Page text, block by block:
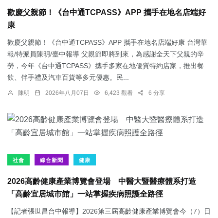
歡慶父親節！《台中通TCPASS》APP 攜手在地名店端好
康
歡慶父親節！《台中通TCPASS》APP 攜手在地名店端好康 台灣華
報/特派員陳明/臺中報導 父親節即將到來，為感謝全天下父親的辛
勞，今年《台中通TCPASS》攜手多家在地優質特約店家，推出餐
飲、伴手禮及汽車百貨等多元優惠。民...
陳明 2026年八月07日 6,423 觀看 6 分享
社會 綜合新聞 健康
2026高齡健康產業博覽會登場 中醫大暨醫療體系打造
「高齡宜居城市館」一站掌握疾病照護全路徑
【記者張世昌台中報導】2026第三屆高齡健康產業博覽會今（7）日